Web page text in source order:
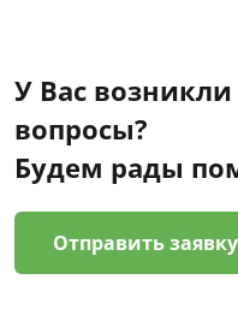
У Вас
вопросы?
Будем рады
Отправить заявку